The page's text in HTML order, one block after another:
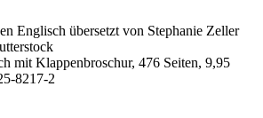
Englisch übersetzt von Stephanie Zeller
mit Klappenbroschur, 476 Seiten, 9,95
8217-2